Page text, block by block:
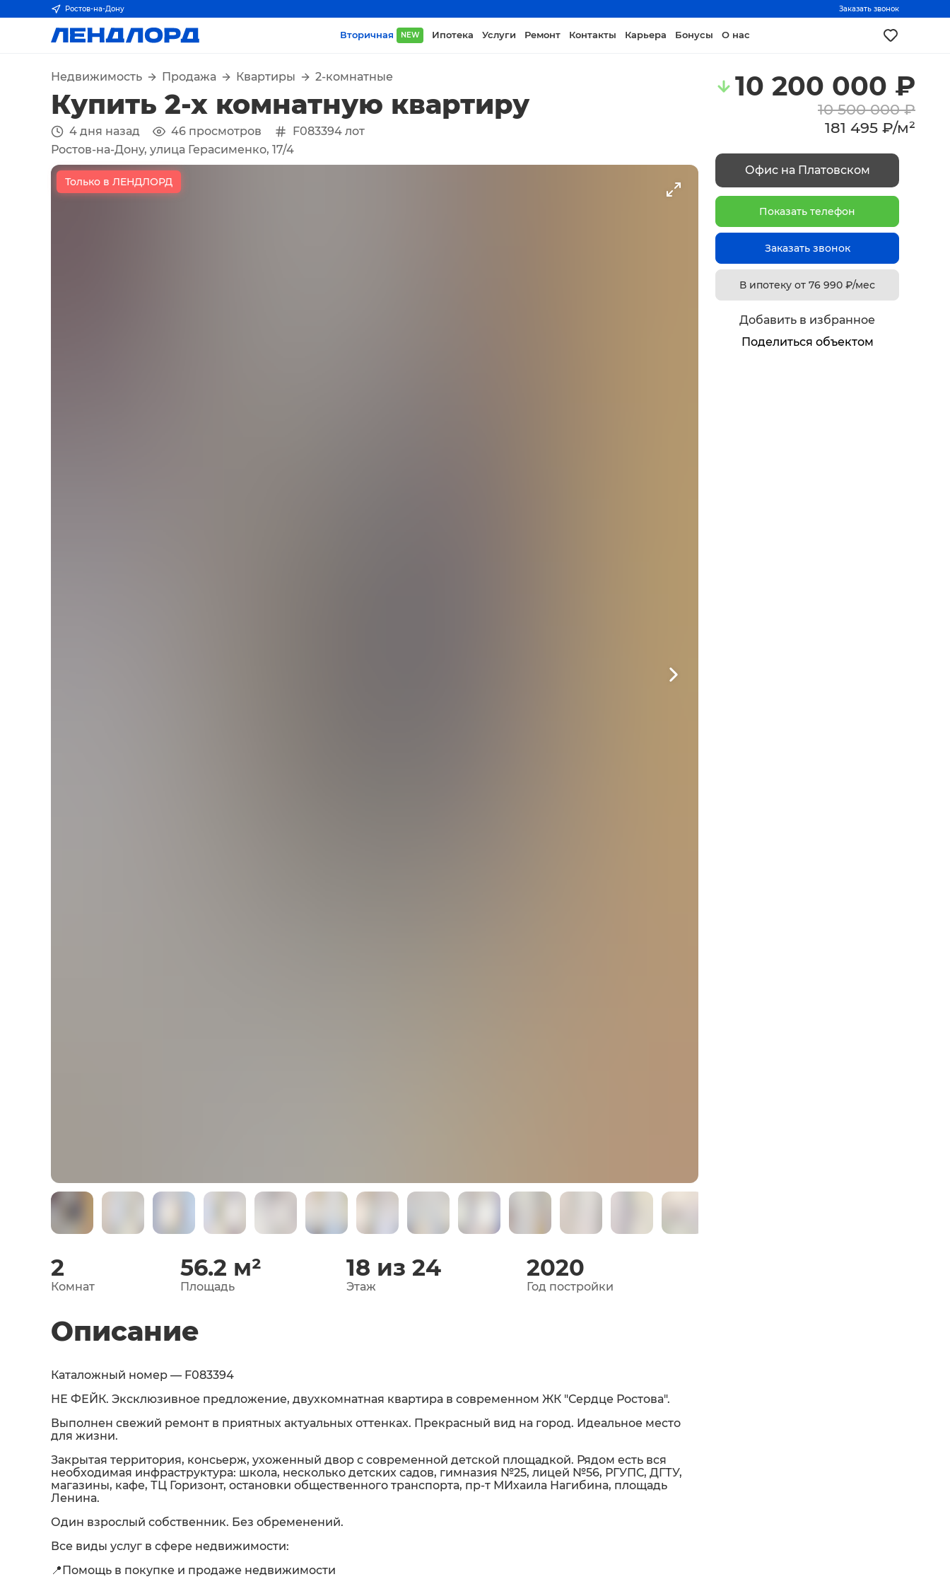
Ростов-на-Дону Заказать звонок
Вторичная NEW Ипотека Услуги Ремонт Контакты Карьера Бонусы О нас
Недвижимость Продажа Квартиры 2-комнатные
Купить 2-х комнатную квартиру
4 дня назад 46 просмотров F083394 лот
Ростов-на-Дону, улица Герасименко, 17/4
Только в ЛЕНДЛОРД
2
Комнат
56.2 м²
Площадь
18 из 24
Этаж
2020
Год постройки
Описание
Каталожный номер — F083394
НЕ ФЕЙК. Эксклюзивное предложение, двухкомнатная квартира в современном ЖК "Сердце Ростова".
Выполнен свежий ремонт в приятных актуальных оттенках. Прекрасный вид на город. Идеальное место
для жизни.
Закрытая территория, консьерж, ухоженный двор с современной детской площадкой. Рядом есть вся
необходимая инфраструктура: школа, несколько детских садов, гимназия №25, лицей №56, РГУПС, ДГТУ,
магазины, кафе, ТЦ Горизонт, остановки общественного транспорта, пр-т МИхаила Нагибина, площадь
Ленина.
Один взрослый собственник. Без обременений.
Все виды услуг в сфере недвижимости:
📍Помощь в покупке и продаже недвижимости
10 200 000 ₽
10 500 000 ₽
181 495 ₽/м²
Офис на Платовском
Показать телефон
Заказать звонок
В ипотеку от 76 990₽/мес
Добавить в избранное
Поделиться объектом